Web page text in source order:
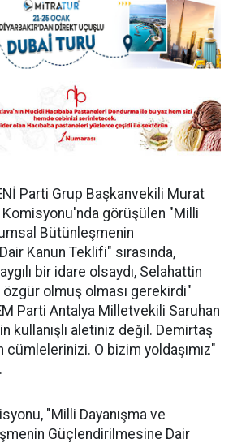
Parti Grup Başkanvekili Murat
Komisyonu'nda görüşülen "Milli
Bütünleşmenin
Kanun Teklifi" sırasında,
bir idare olsaydı, Selahattin
özgür olmuş olması gerekirdi"
Parti Antalya Milletvekili Saruhan
kullanışlı aletiniz değil. Demirtaş
cümlelerinizi. O bizim yoldaşımız"
"Milli Dayanışma ve
Güçlendirilmesine Dair